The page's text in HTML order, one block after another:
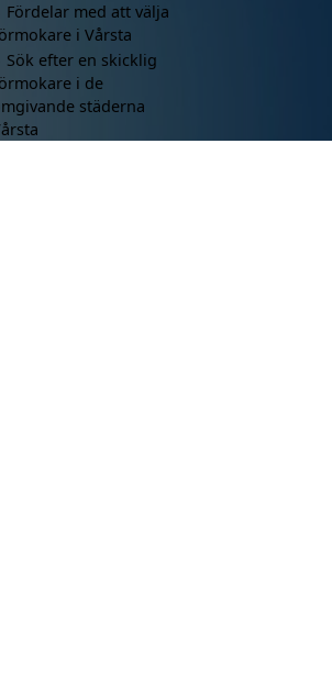
Fördelar med att välja
i Vårsta
Sök efter en skicklig
i de
städerna